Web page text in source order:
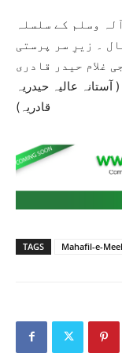
وسلم کے سلسلہ
۔ زیرِ سر پرستی
غلام حیدر قادری
ضیائی مد ظلہ العالی ۔ 2016-12-12 ( آستانہ عالیہ حیدریہ
قادریہ)
TAGS Mahafil-e-